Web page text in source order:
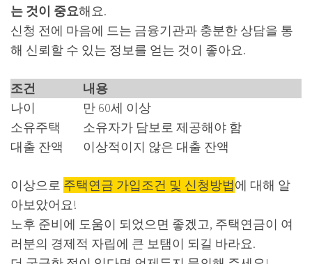
는 것이 중요해요.
신청 전에 마음에 드는 금융기관과 충분한 상담을 통
해 신뢰할 수 있는 정보를 얻는 것이 좋아요.
조건
내용
나이
만 60세 이상
소유주택
소유자가 담보로 제공해야 함
대출 잔액
이상적이지 않은 대출 잔액
이상으로 주택연금 가입조건 및 신청방법에 대해 알
아보았어요!
노후 준비에 도움이 되었으면 좋겠고, 주택연금이 여
러분의 경제적 자립에 큰 보탬이 되길 바라요.